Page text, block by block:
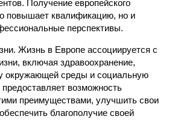
Получение европейского
повышает квалификацию, но и
перспективы.
Жизнь в Европе ассоциируется с
включая здравоохранение,
окружающей среды и социальную
возможность
преимуществами, улучшить свои
благополучие своей